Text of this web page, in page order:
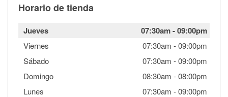
Horario de tienda
Jueves 07:30am-09:00pm
Viernes 07:30am -09:00pm
Sábado
07:30am -09:00pm
Domingo
08:30am -08:00pm
Lunes
07:30am -09:00pm